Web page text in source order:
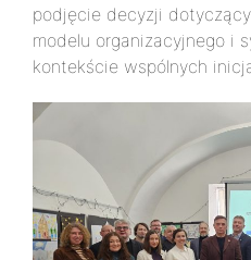
podjęcie decyzji
modelu organizacyjnego i
kontekście wspólnych